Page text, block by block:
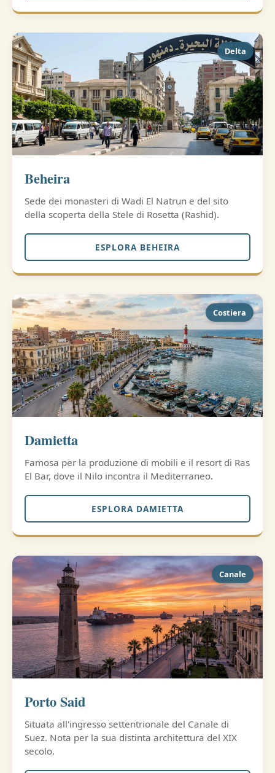
Delta
Beheira
Sede dei monasteri di Wadi El Natrun e del sito
della scoperta della Stele di Rosetta (Rashid).
ESPLORA BEHEIRA
Costiera
Damietta
Famosa per la produzione di mobili e il resort di Ras
El Bar, dove il Nilo incontra il Mediterraneo.
ESPLORA DAMIETTA
Canale
Porto Said
Situata all'ingresso settentrionale del Canale di
Suez. Nota per la sua distinta architettura del XIX
secolo.